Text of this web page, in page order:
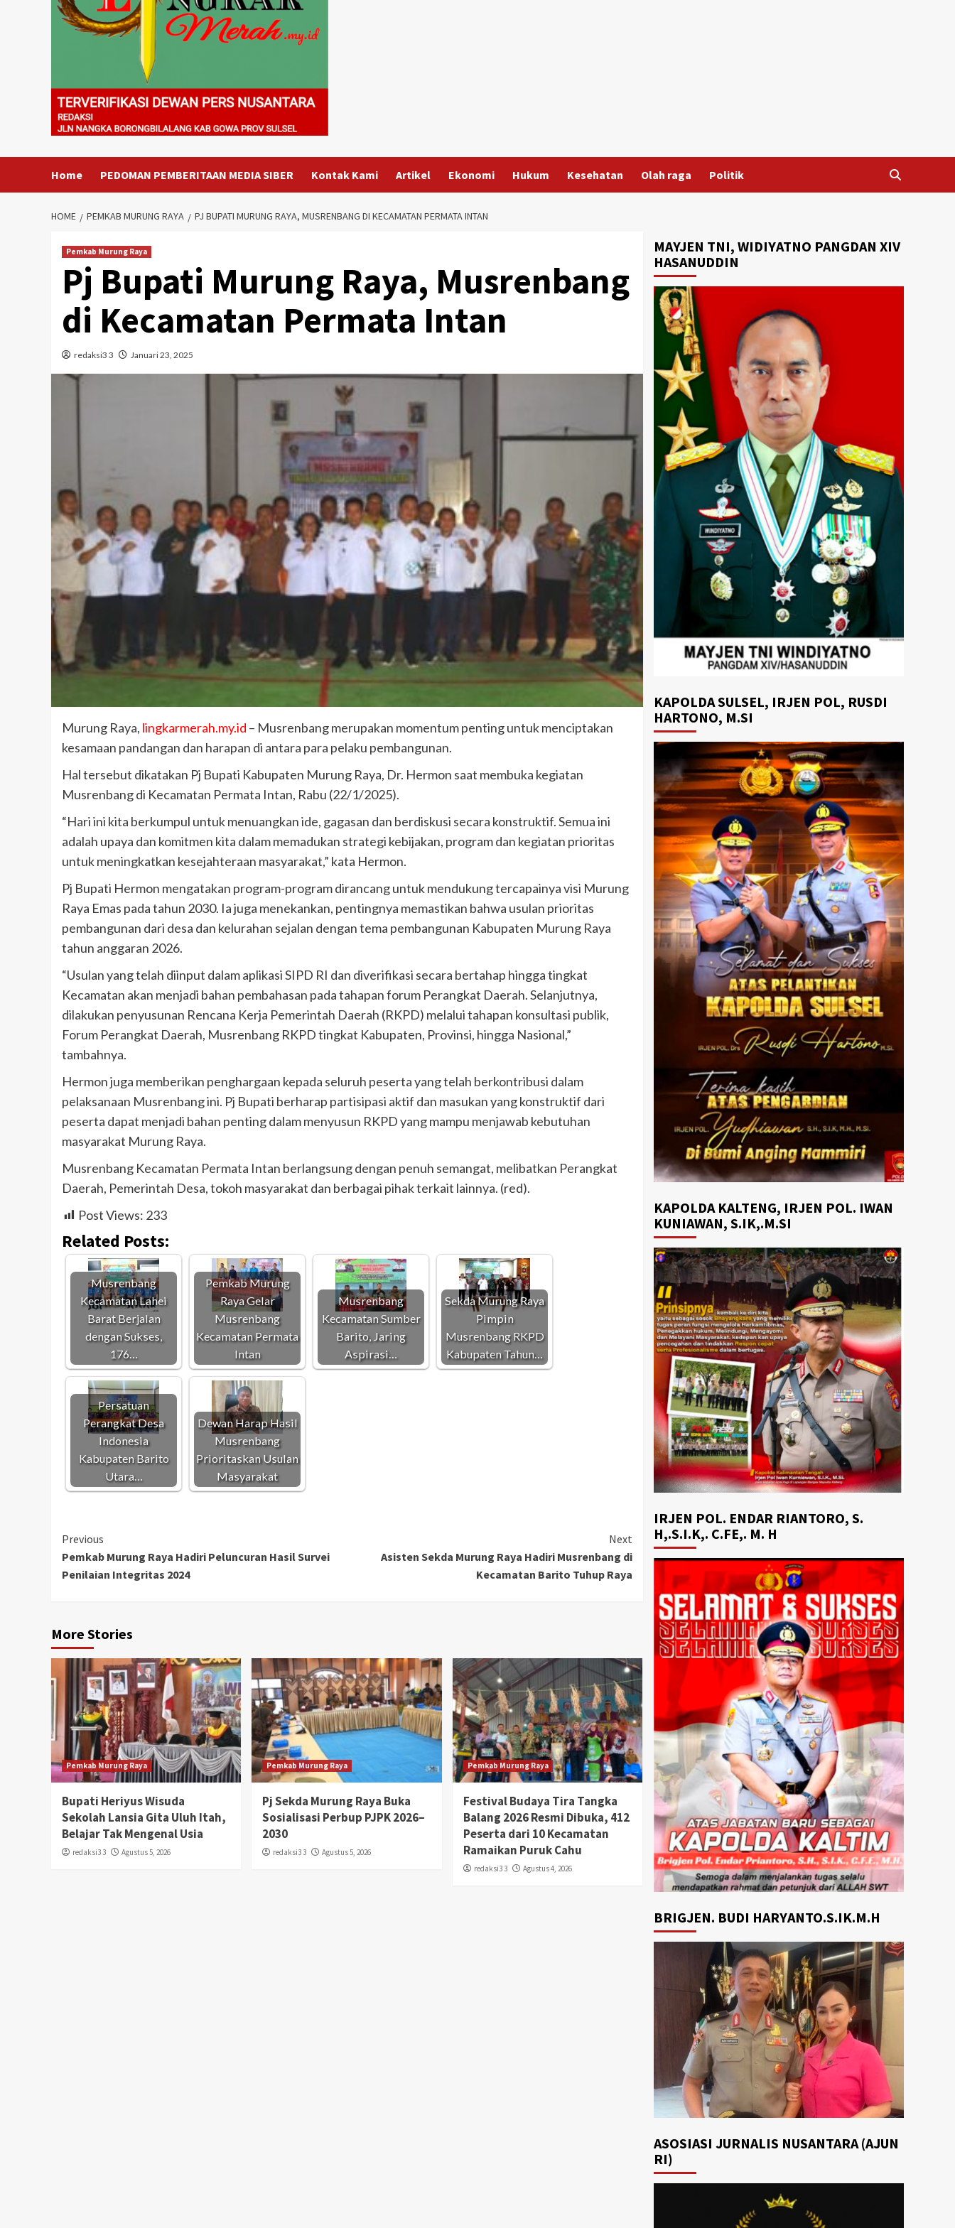
Home PEDOMAN PEMBERITAAN MEDIA SIBER Kontak Kami Artikel Ekonomi Hukum Kesehatan Olah raga Politik
HOME PEMKAB MURUNG RAYA PJ BUPATI MURUNG RAYA, MUSRENBANG DI KECAMATAN PERMATA INTAN
Pemkab Murung Raya
Pj Bupati Murung Raya, Musrenbang
di Kecamatan Permata Intan
redaksi3 3 Januari 23, 2025
Murung Raya, lingkarmerah.my.id – Musrenbang merupakan momentum penting untuk menciptakan
kesamaan pandangan dan harapan di antara para pelaku pembangunan.
Hal tersebut dikatakan Pj Bupati Kabupaten Murung Raya, Dr. Hermon saat membuka kegiatan
Musrenbang di Kecamatan Permata Intan, Rabu (22/1/2025).
“Hari ini kita berkumpul untuk menuangkan ide, gagasan dan berdiskusi secara konstruktif. Semua ini
adalah upaya dan komitmen kita dalam memadukan strategi kebijakan, program dan kegiatan prioritas
untuk meningkatkan kesejahteraan masyarakat,” kata Hermon.
Pj Bupati Hermon mengatakan program-program dirancang untuk mendukung tercapainya visi Murung
Raya Emas pada tahun 2030. Ia juga menekankan, pentingnya memastikan bahwa usulan prioritas
pembangunan dari desa dan kelurahan sejalan dengan tema pembangunan Kabupaten Murung Raya
tahun anggaran 2026.
“Usulan yang telah diinput dalam aplikasi SIPD RI dan diverifikasi secara bertahap hingga tingkat
Kecamatan akan menjadi bahan pembahasan pada tahapan forum Perangkat Daerah. Selanjutnya,
dilakukan penyusunan Rencana Kerja Pemerintah Daerah (RKPD) melalui tahapan konsultasi publik,
Forum Perangkat Daerah, Musrenbang RKPD tingkat Kabupaten, Provinsi, hingga Nasional,”
tambahnya.
Hermon juga memberikan penghargaan kepada seluruh peserta yang telah berkontribusi dalam
pelaksanaan Musrenbang ini. Pj Bupati berharap partisipasi aktif dan masukan yang konstruktif dari
peserta dapat menjadi bahan penting dalam menyusun RKPD yang mampu menjawab kebutuhan
masyarakat Murung Raya.
Musrenbang Kecamatan Permata Intan berlangsung dengan penuh semangat, melibatkan Perangkat
Daerah, Pemerintah Desa, tokoh masyarakat dan berbagai pihak terkait lainnya. (red).
Post Views: 233
Related Posts:
Musrenbang
Kecamatan Lahei
Barat Berjalan
dengan Sukses,
176…
Pemkab Murung
Raya Gelar
Musrenbang
Kecamatan Permata
Intan
Musrenbang
Kecamatan Sumber
Barito, Jaring
Aspirasi…
Sekda Murung Raya
Pimpin
Musrenbang RKPD
Kabupaten Tahun…
Persatuan
Perangkat Desa
Indonesia
Kabupaten Barito
Utara…
Dewan Harap Hasil
Musrenbang
Prioritaskan Usulan
Masyarakat
Continue
Reading
Previous
Pemkab Murung Raya Hadiri Peluncuran Hasil Survei
Penilaian Integritas 2024
Next
Asisten Sekda Murung Raya Hadiri Musrenbang di
Kecamatan Barito Tuhup Raya
More Stories
Pemkab Murung Raya
Bupati Heriyus Wisuda
Sekolah Lansia Gita Uluh Itah,
Belajar Tak Mengenal Usia
redaksi3 3 Agustus 5, 2026
Pemkab Murung Raya
Pj Sekda Murung Raya Buka
Sosialisasi Perbup PJPK 2026–
2030
redaksi3 3 Agustus 5, 2026
Pemkab Murung Raya
Festival Budaya Tira Tangka
Balang 2026 Resmi Dibuka, 412
Peserta dari 10 Kecamatan
Ramaikan Puruk Cahu
redaksi3 3 Agustus 4, 2026
MAYJEN TNI, WIDIYATNO PANGDAN XIV
HASANUDDIN
KAPOLDA SULSEL, IRJEN POL, RUSDI
HARTONO, M.SI
KAPOLDA KALTENG, IRJEN POL. IWAN
KUNIAWAN, S.IK,.M.SI
IRJEN POL. ENDAR RIANTORO, S.
H,.S.I.K,. C.FE,. M. H
BRIGJEN. BUDI HARYANTO.S.IK.M.H
ASOSIASI JURNALIS NUSANTARA (AJUN
RI)